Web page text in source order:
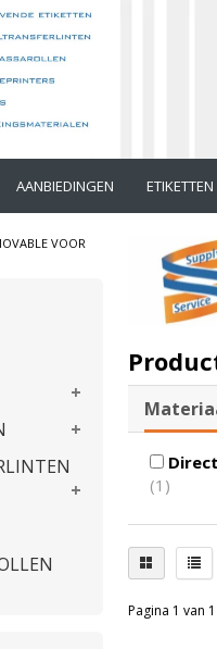
AANBIEDINGEN ETIKETTEN
VOOR
(1)
Pagina 1 van 1